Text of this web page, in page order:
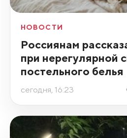
НОВОСТИ
Россиянам
при нерегулярной
постельного белья
сегодня, 16:23